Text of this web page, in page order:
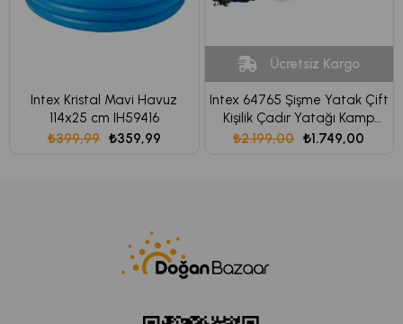
Intex Kristal Mavi Havuz
114x25 cm IH59416
₺359,99
₺399,99
Intex 64765 Şişme Yatak Çift
Kişilik Çadır Yatağı Kamp
Yatağı.Yastık pompa seti
₺1.749,00
₺2.199,00
Ücretsiz Kargo